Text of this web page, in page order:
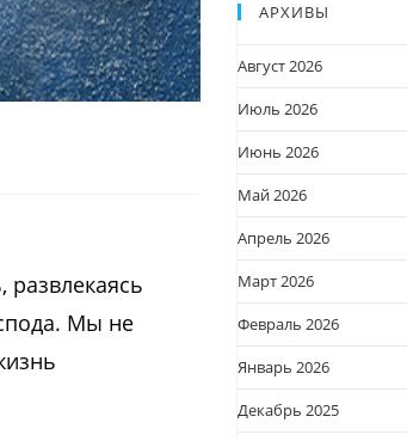
Мы не
АРХИВЫ
Август 2026
Июль 2026
Июнь 2026
Май 2026
Апрель 2026
Март 2026
Февраль 2026
Январь 2026
Декабрь 2025